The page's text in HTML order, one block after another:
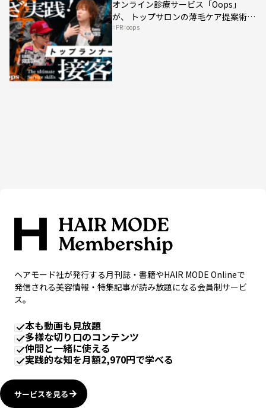
オンライン診療サービス「Oops」
が、 トップサロンの薄毛ケア提案術を
HAIRCAMPで公開！
PR oops
ヘアモード社が発行する月刊誌・書籍やHAIR MODE Onlineで
発信される美容情報・特集記事が読み放題になる会員制サービ
ス。
本も動画も見放題
多様な切り口のコンテンツ
仲間と一緒に使える
実践的な知を月額2,970円で学べる
サービスを見る